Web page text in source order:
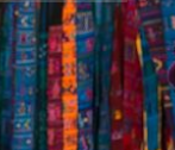
uniquement dans
présent dans
encore en
des mayas. Aux